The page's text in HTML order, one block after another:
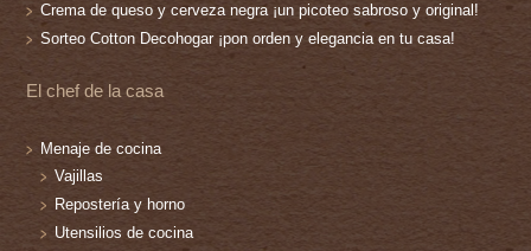
Crema de queso y cerveza negra ¡un picoteo sabroso y original!
Sorteo Cotton Decohogar ¡pon orden y elegancia en tu casa!
El chef de la casa
Menaje de cocina
Vajillas
Repostería y horno
Utensilios de cocina